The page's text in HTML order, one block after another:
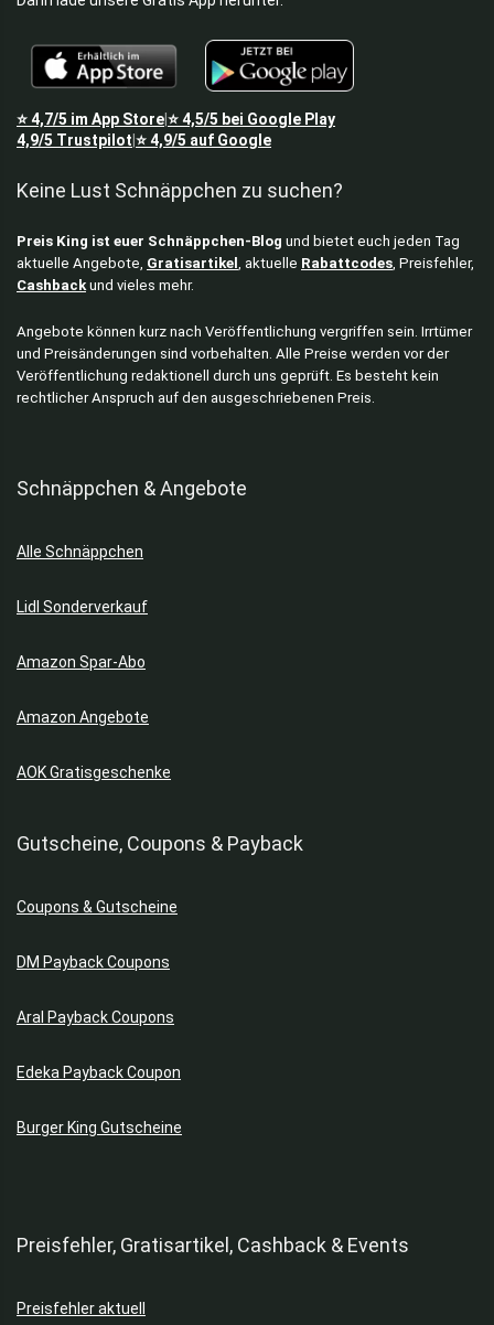
⭐4,7/5 im App Store⭐4,5/5 bei Google Play
4,9/5 Trustpilot ⭐4,9/5 auf Google
Keine Lust Schnäppchen zu suchen?
Preis King ist euer Schnäppchen-Blog und bietet euch jeden Tag
aktuelle Angebote, Gratisartikel , aktuelle Rabattcodes , Preisfehler,
Cashback und vieles mehr.
Angebote können kurz nach Veröffentlichung vergriffen sein. Irrtümer
und Preisänderungen sind vorbehalten. Alle Preise werden vor der
Veröffentlichung redaktionell durch uns geprüft. Es besteht kein
rechtlicher Anspruch auf den ausgeschriebenen Preis.
Schnäppchen & Angebote
Alle Schnäppchen
Lidl Sonderverkauf
Amazon Spar-Abo
Amazon Angebote
AOK Gratisgeschenke
Gutscheine, Coupons & Payback
Coupons & Gutscheine
DM Payback Coupons
Aral Payback Coupons
Edeka Payback Coupon
Burger King Gutscheine
Preisfehler, Gratisartikel, Cashback & Events
Preisfehler aktuell